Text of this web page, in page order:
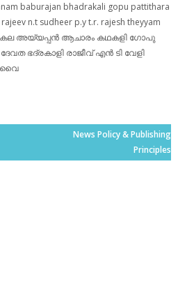
baburajan bhadrakali gopu pattithara
rajeev n.t sudheer p.yt.r. rajesh theyyam
അയ്യപ്പന്‍ ആചാരം കഥകളി ഗോപു
ദേവത ഭദ്രകാളി രാജീവ് എൻ ടി വേളി
വൈ
News Policy & Publishing
Principles